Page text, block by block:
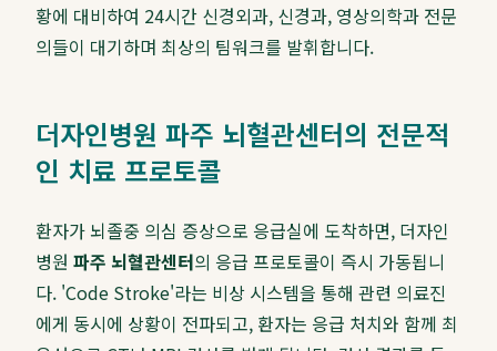
황에 대비하여 24시간 신경외과, 신경과, 영상의학과 전문
의들이 대기하며 최상의 팀워크를 발휘합니다.
더자인병원 파주 뇌혈관센터의 전문적
인 치료 프로토콜
환자가 뇌졸중 의심 증상으로 응급실에 도착하면, 더자인
병원 파주 뇌혈관센터의 응급 프로토콜이 즉시 가동됩니
다. 'Code Stroke'라는 비상 시스템을 통해 관련 의료진
에게 동시에 상황이 전파되고, 환자는 응급 처치와 함께 최